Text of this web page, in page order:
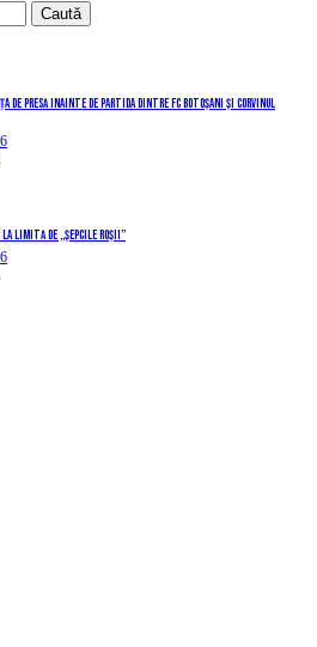
de presă înainte de partida dintre FC Botoșani și Corvinul
la limită de „Șepcile Roșii”